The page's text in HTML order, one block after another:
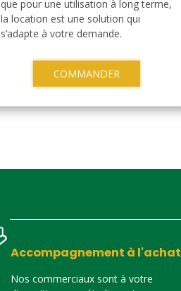
que pour une utilisation à long terme,
la location est une solution qui
s’adapte à votre demande.
COMMANDER
Accompagnement à l'achat
Nos commerciaux sont à votre